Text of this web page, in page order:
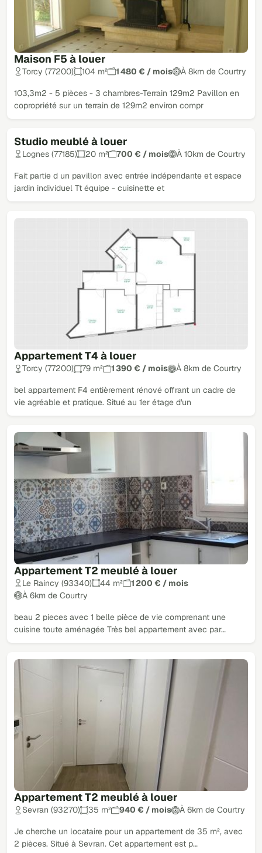
Maison F5 à louer
Torcy (77200) 104 m² 1 480 € / mois À 8km de Courtry
103,3m2 - 5 pièces - 3 chambres-Terrain 129m2 Pavillon en
copropriété sur un terrain de 129m2 environ compr
Studio meublé à louer
Lognes (77185) 20 m² 700 € / mois À 10km de Courtry
Fait partie d un pavillon avec entrée indépendante et espace
jardin individuel Tt équipe - cuisinette et
Appartement T4 à louer
Torcy (77200) 79 m² 1 390 € / mois À 8km de Courtry
bel appartement F4 entièrement rénové offrant un cadre de
vie agréable et pratique. Situé au 1er étage d'un
Appartement T2 meublé à louer
Le Raincy (93340) 44 m²
1 200 € / mois
À 6km de Courtry
beau 2 pieces avec 1 belle pièce de vie comprenant une
cuisine toute aménagée Très bel appartement avec par…
Appartement T2 meublé à louer
Sevran (93270) 35 m² 940 € / mois À 6km de Courtry
Je cherche un locataire pour un appartement de 35 m², avec
2 pièces. Situé à Sevran. Cet appartement est p…